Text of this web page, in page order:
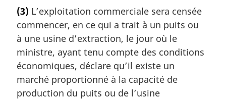
(3) L’exploitation commerciale sera censée
commencer, en ce qui a trait à un puits ou
à une usine d’extraction, le jour où le
ministre, ayant tenu compte des conditions
économiques, déclare qu’il existe un
marché proportionné à la capacité de
production du puits ou de l’usine